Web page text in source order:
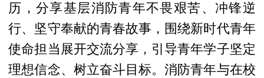
历，分享基层消防青年不畏艰苦、冲锋逆
行、坚守奉献的青春故事，围绕新时代青年
使命担当展开交流分享，引导青年学子坚定
理想信念、树立奋斗目标。消防青年与在校